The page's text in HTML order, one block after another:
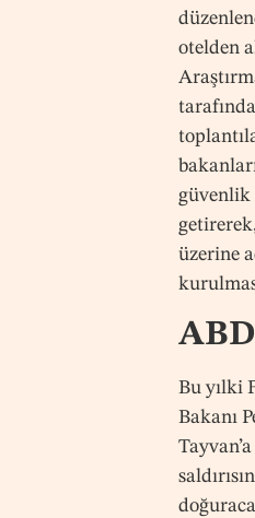
otelden
güvenlik
üzerine
Bu yılki
Bakanı